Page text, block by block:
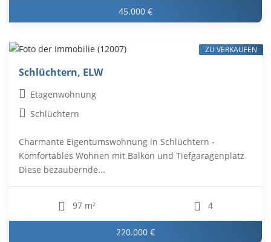
45.000 €
Schlüchtern, ELW
Etagenwohnung
Schlüchtern
Charmante Eigentumswohnung in Schlüchtern -
Komfortables Wohnen mit Balkon und Tiefgaragenplatz
Diese bezaubernde...
97 m² 4
220.000 €
ZU VERKAUFEN